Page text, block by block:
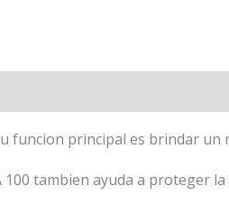
funcion principal es brindar un
100 tambien ayuda a proteger